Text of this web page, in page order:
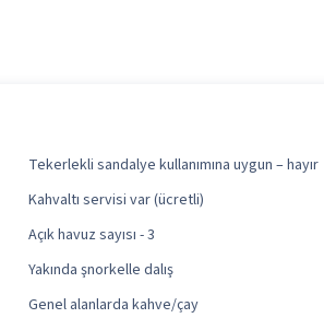
Tekerlekli sandalye kullanımına uygun – hayır
Kahvaltı servisi var (ücretli)
Açık havuz sayısı - 3
Yakında şnorkelle dalış
Genel alanlarda kahve/çay